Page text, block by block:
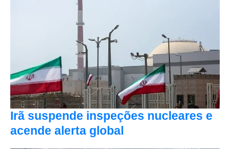
Irã suspende inspeções nucleares e
acende alerta global